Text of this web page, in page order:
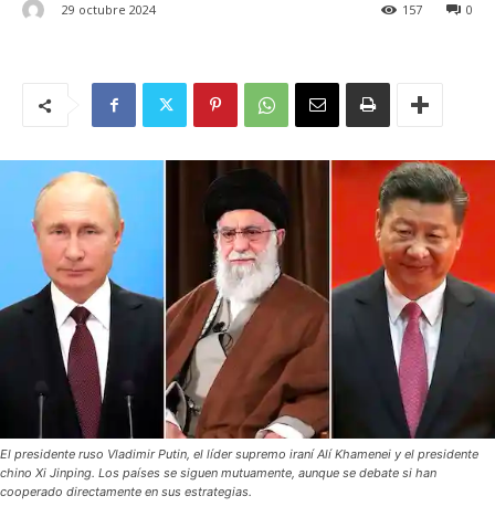
29 octubre 2024 0
157
El presidente ruso Vladimir Putin, el líder supremo iraní Alí Khamenei y el presidente
chino Xi Jinping. Los países se siguen mutuamente, aunque se debate si han
cooperado directamente en sus estrategias.